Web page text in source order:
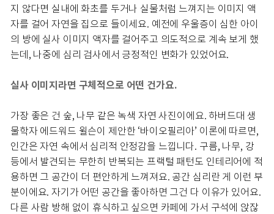
지 않다면 실내에 화초를 두거나 실물처럼 느껴지는 이미지 액
자를 걸어 자연을 집으로 들이세요. 예전에 우울증이 심한 아이
의 방에 실사 이미지 액자를 걸어주고 의도적으로 계속 보게 했
는데, 나중에 심리 검사에서 긍정적인 변화가 있었어요.
실사 이미지라면 구체적으로 어떤 건가요.
가장 좋은 건 숲, 나무 같은 녹색 자연 사진이에요. 하버드대 생
물학자 에드워드 윌슨이 제안한 ‘바이오필리아’ 이론에 따르면,
인간은 자연 속에서 심리적 안정감을 느낍니다. 구름, 나무, 강
등에서 발견되는 무한히 반복되는 프랙털 패턴도 인테리어에 적
용하면 그 공간이 더 편안하게 느껴져요. 공간 심리란 게 이런 부
분이에요. 자기가 어떤 공간을 좋아하면 그건 다 이유가 있어요.
다른 사람 방해 없이 휴식하고 싶으면 카페에 가서 구석에 앉잖